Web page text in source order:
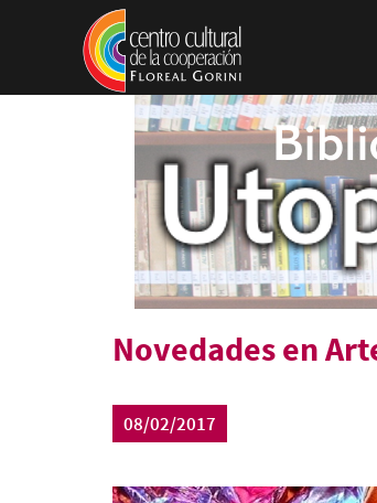
Pasar al contenido principal
Novedades en
08/02/2017